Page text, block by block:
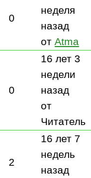
0
неделя
назад
отAtma
0
16 лет 3
недели
назад
от
Читатель
2
16 лет 7
недель
назад